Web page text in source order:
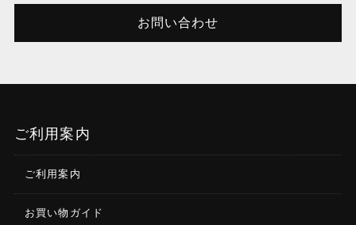
お問い合わせ
ご利用案内
ご利用案内
お買い物ガイド